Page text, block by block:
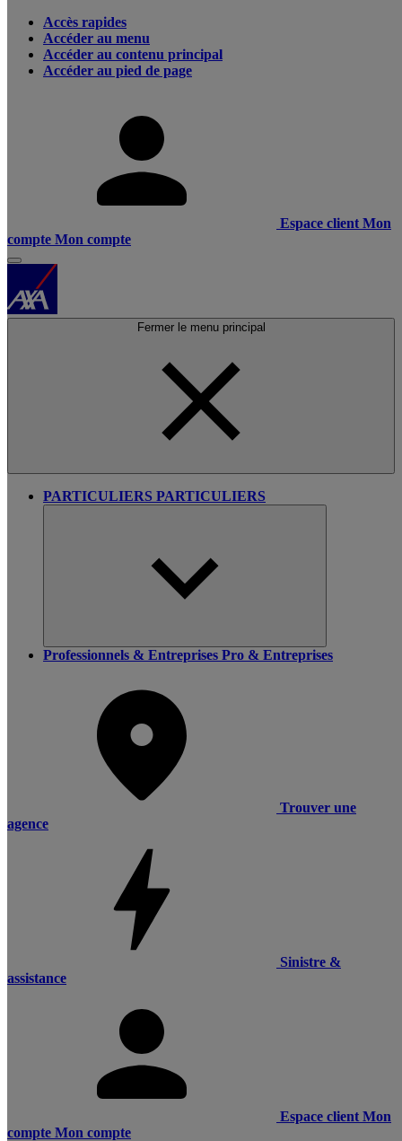
Accès rapides
Accéder au menu
Accéder au contenu principal
Accéder au pied de page
Espace client Mon
compte Mon compte
Fermer le menu principal
PARTICULIERS PARTICULIERS
Professionnels & Entreprises Pro & Entreprises
Trouver une
agence
Sinistre &
assistance
Espace client Mon
compte Mon compte